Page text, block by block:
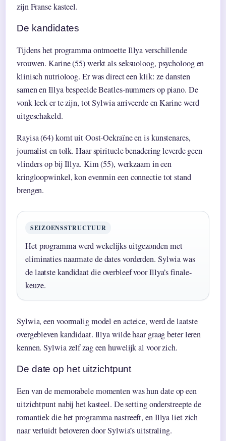
zijn Franse kasteel.
De kandidates
Tijdens het programma ontmoette Illya verschillende
vrouwen. Karine (55) werkt als seksuoloog, psycholoog en
klinisch nutrioloog. Er was direct een klik: ze dansten
samen en Illya bespeelde Beatles-nummers op piano. De
vonk leek er te zijn, tot Sylwia arriveerde en Karine werd
uitgeschakeld.
Rayisa (64) komt uit Oost-Oekraïne en is kunstenares,
journalist en tolk. Haar spirituele benadering leverde geen
vlinders op bij Illya. Kim (55), werkzaam in een
kringloopwinkel, kon evenmin een connectie tot stand
brengen.
SEIZOENSSTRUCTUUR
Het programma werd wekelijks uitgezonden met
eliminaties naarmate de dates vorderden. Sylwia was
de laatste kandidaat die overbleef voor Illya’s finale-
keuze.
Sylwia, een voormalig model en acteice, werd de laatste
overgebleven kandidaat. Illya wilde haar graag beter leren
kennen. Sylwia zelf zag een huwelijk al voor zich.
De date op het uitzichtpunt
Een van de memorabele momenten was hun date op een
uitzichtpunt nabij het kasteel. De setting onderstreepte de
romantiek die het programma nastreeft, en Illya liet zich
naar verluidt betoveren door Sylwia’s uitstraling.